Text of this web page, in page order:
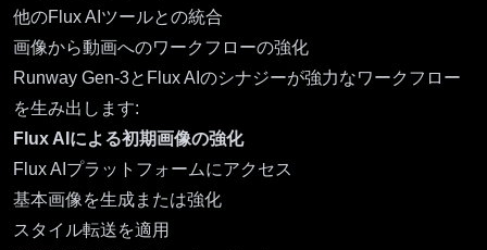
他のFlux AIツールとの統合
画像から動画へのワークフローの強化
Runway Gen-3とFlux AIのシナジーが強力なワークフロー
を生み出します:
Flux AIによる初期画像の強化
Flux AIプラットフォームにアクセス
基本画像を生成または強化
スタイル転送を適用